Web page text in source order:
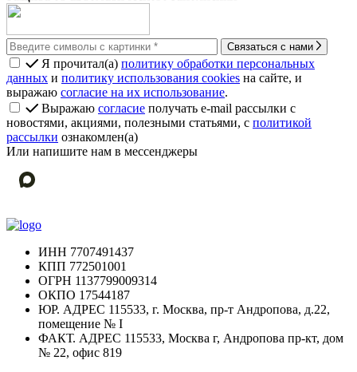
Связаться с нами
Я прочитал(а) политику обработки персональных
данных и политику использования cookies на сайте, и
выражаю согласие на их использование.
Выражаю согласие получать e-mail рассылки с
новостями, акциями, полезными статьями, с политикой
рассылки ознакомлен(а)
Или напишите нам в мессенджеры
ИНН 7707491437
КПП 772501001
ОГРН 1137799009314
ОКПО 17544187
ЮР. АДРЕС 115533, г. Москва, пр-т Андропова, д.22,
помещение № I
ФАКТ. АДРЕС 115533, Москва г, Андропова пр-кт, дом
№ 22, офис 819